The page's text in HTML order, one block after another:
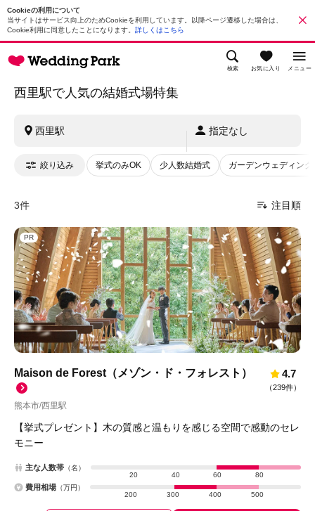
Cookieの利用について
当サイトはサービス向上のためCookieを利用しています。以降ページ遷移した場合は、
Cookie利用に同意したことになります。 詳しくはこちら
検索 お気に入り メニュー
西里駅で人気の結婚式場特集
西里駅 指定なし
絞り込み 挙式のみOK 少人数結婚式 ガーデンウェディング
3件 注目順
PR
Maison de Forest（メゾン・ド・フォレスト）
熊本市/西里駅
4.7
（239件）
【挙式プレゼント】木の質感と温もりを感じる空間で感動のセレ
モニー
主な人数帯 （名）
20
40 60 80
費用相場 （万円）
200
300 400 500